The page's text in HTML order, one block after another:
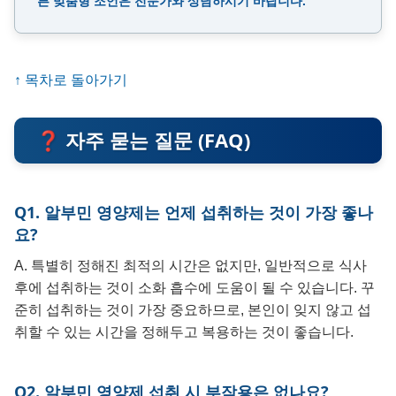
↑ 목차로 돌아가기
❓ 자주 묻는 질문 (FAQ)
Q1. 알부민 영양제는 언제 섭취하는 것이 가장 좋나
요?
A. 특별히 정해진 최적의 시간은 없지만, 일반적으로 식사
후에 섭취하는 것이 소화 흡수에 도움이 될 수 있습니다. 꾸
준히 섭취하는 것이 가장 중요하므로, 본인이 잊지 않고 섭
취할 수 있는 시간을 정해두고 복용하는 것이 좋습니다.